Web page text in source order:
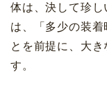
体は、決して珍
は、「多少の装
とを前提に、大
す。